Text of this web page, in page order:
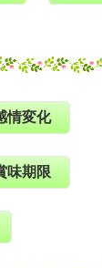
情変化
味期限